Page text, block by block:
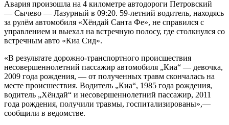
Авария произошла на 4 километре автодороги Петровский
— Сычево — Лазурный в 09:20. 59-летний водитель, находясь
за рулём автомобиля «Хёндай Санта Фе», не справился с
управлением и выехал на встречную полосу, где столкнулся со
встречным авто «Киа Сид».
«В результате дорожно-транспортного происшествия
несовершеннолетний пассажир автомобиля „Киа“ — девочка,
2009 года рождения, — от полученных травм скончалась на
месте происшествия. Водитель „Киа“, 1985 года рождения,
водитель „Хёндай“ и несовершеннолетний пассажир, 2011
года рождения, получили травмы, госпитализированы»,—
сообщили в ведомстве.